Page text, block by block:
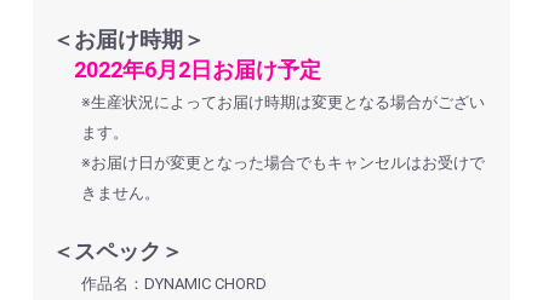
＜お届け時期＞
2022年6月2日お届け予定
※生産状況によってお届け時期は変更となる場合がござい
ます。
※お届け日が変更となった場合でもキャンセルはお受けで
きません。
＜スペック＞
作品名：DYNAMIC CHORD